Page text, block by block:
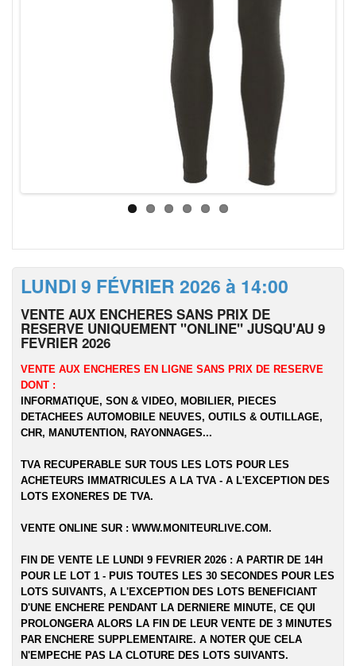
LUNDI 9 FÉVRIER 2026 à 14:00
VENTE AUX ENCHERES SANS PRIX DE
RESERVE UNIQUEMENT "ONLINE" JUSQU'AU 9
FEVRIER 2026
VENTE AUX ENCHERES EN LIGNE SANS PRIX DE RESERVE
DONT :
INFORMATIQUE, SON & VIDEO, MOBILIER, PIECES
DETACHEES AUTOMOBILE NEUVES, OUTILS & OUTILLAGE,
CHR, MANUTENTION, RAYONNAGES...
TVA RECUPERABLE SUR TOUS LES LOTS POUR LES
ACHETEURS IMMATRICULES A LA TVA - A L'EXCEPTION DES
LOTS EXONERES DE TVA.
VENTE ONLINE SUR : WWW.MONITEURLIVE.COM.
FIN DE VENTE LE LUNDI 9 FEVRIER 2026 : A PARTIR DE 14H
POUR LE LOT 1 - PUIS TOUTES LES 30 SECONDES POUR LES
LOTS SUIVANTS, A L'EXCEPTION DES LOTS BENEFICIANT
D'UNE ENCHERE PENDANT LA DERNIERE MINUTE, CE QUI
PROLONGERA ALORS LA FIN DE LEUR VENTE DE 3 MINUTES
PAR ENCHERE SUPPLEMENTAIRE. A NOTER QUE CELA
N'EMPECHE PAS LA CLOTURE DES LOTS SUIVANTS.